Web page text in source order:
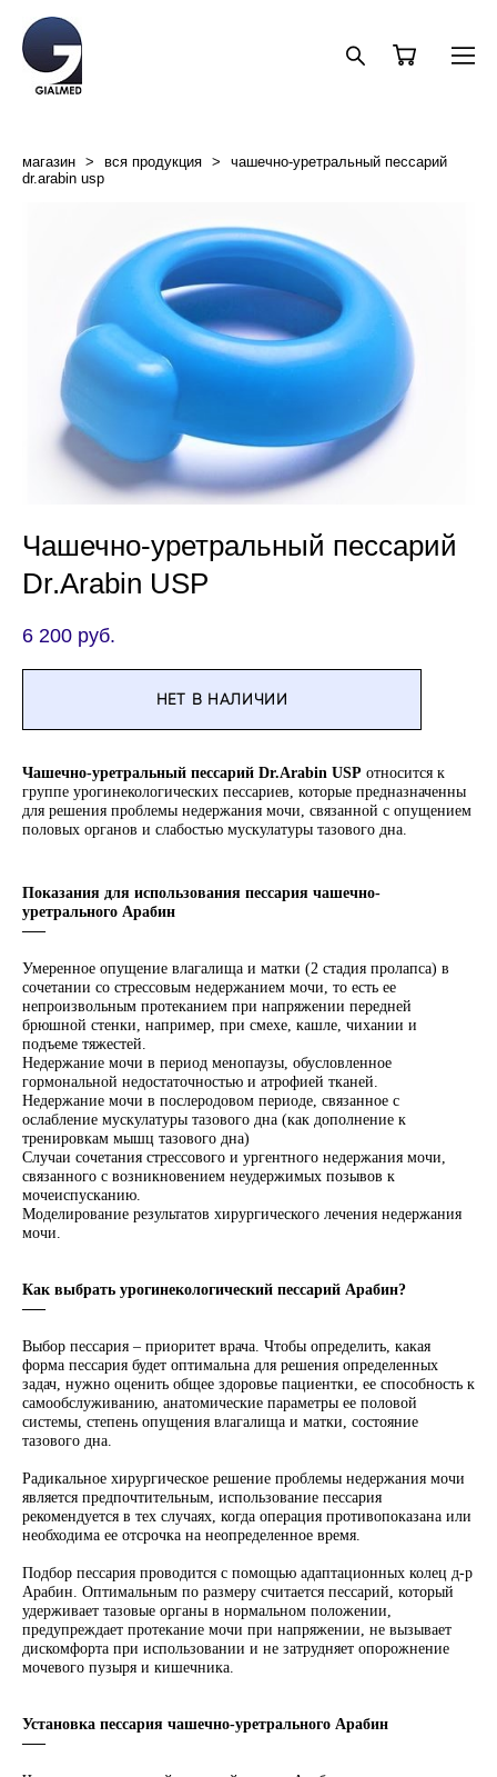
магазин > вся продукция >
чашечно-уретральный пессарий
dr.arabin usp
Чашечно-уретральный пессарий
Dr.Arabin USP
6 200 pуб.
НЕТ В НАЛИЧИИ
Чашечно-уретральный пессарий Dr.Arabin USP относится к
группе урогинекологических пессариев, которые предназначенны
для решения проблемы недержания мочи, связанной с опущением
половых органов и слабостью мускулатуры тазового дна.
Показания для использования пессария чашечно-
уретрального Арабин
–––
Умеренное опущение влагалища и матки (2 стадия пролапса) в
сочетании со стрессовым недержанием мочи, то есть ее
непроизвольным протеканием при напряжении передней
брюшной стенки, например, при смехе, кашле, чихании и
подъеме тяжестей.
Недержание мочи в период менопаузы, обусловленное
гормональной недостаточностью и атрофией тканей.
Недержание мочи в послеродовом периоде, связанное с
ослабление мускулатуры тазового дна (как дополнение к
тренировкам мышц тазового дна)
Случаи сочетания стрессового и ургентного недержания мочи,
связанного с возникновением неудержимых позывов к
мочеиспусканию.
Моделирование результатов хирургического лечения недержания
мочи.
Как выбрать урогинекологический пессарий Арабин?
–––
Выбор пессария – приоритет врача. Чтобы определить, какая
форма пессария будет оптимальна для решения определенных
задач, нужно оценить общее здоровье пациентки, ее способность к
самообслуживанию, анатомические параметры ее половой
системы, степень опущения влагалища и матки, состояние
тазового дна.
Радикальное хирургическое решение проблемы недержания мочи
является предпочтительным, использование пессария
рекомендуется в тех случаях, когда операция противопоказана или
необходима ее отсрочка на неопределенное время.
Подбор пессария проводится с помощью адаптационных колец д-р
Арабин. Оптимальным по размеру считается пессарий, который
удерживает тазовые органы в нормальном положении,
предупреждает протекание мочи при напряжении, не вызывает
дискомфорта при использовании и не затрудняет опорожнение
мочевого пузыря и кишечника.
Установка пессария чашечно-уретрального Арабин
–––